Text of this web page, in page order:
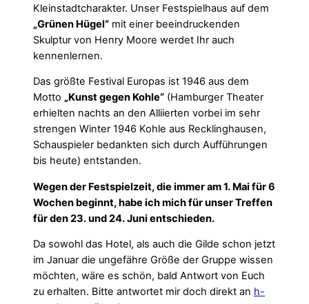
Kleinstadtcharakter. Unser Festspielhaus auf dem
„Grünen Hügel“ mit einer beeindruckenden
Skulptur von Henry Moore werdet Ihr auch
kennenlernen.
Das größte Festival Europas ist 1946 aus dem
Motto „Kunst gegen Kohle“ (Hamburger Theater
erhielten nachts an den Alliierten vorbei im sehr
strengen Winter 1946 Kohle aus Recklinghausen,
Schauspieler bedankten sich durch Aufführungen
bis heute) entstanden.
Wegen der Festspielzeit, die immer am 1. Mai für 6
Wochen beginnt, habe ich mich für unser Treffen
für den 23. und 24. Juni entschieden.
Da sowohl das Hotel, als auch die Gilde schon jetzt
im Januar die ungefähre Größe der Gruppe wissen
möchten, wäre es schön, bald Antwort von Euch
zu erhalten. Bitte antwortet mir doch direkt an h-